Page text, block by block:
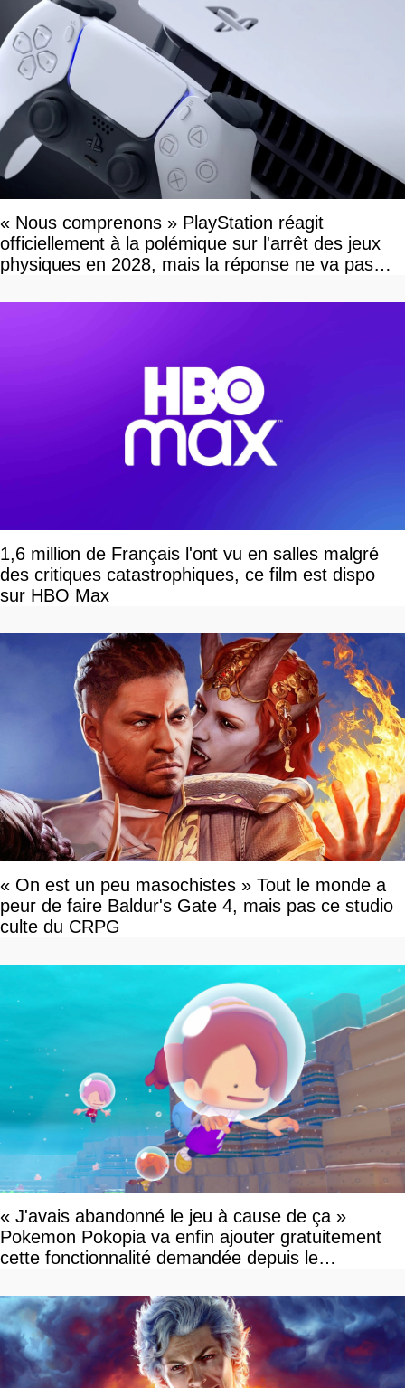
« Nous comprenons » PlayStation réagit
officiellement à la polémique sur l'arrêt des jeux
physiques en 2028, mais la réponse ne va pas
1,6 million de Français l'ont vu en salles malgré
des critiques catastrophiques, ce film est dispo
sur HBO Max
« On est un peu masochistes » Tout le monde a
peur de faire Baldur's Gate 4, mais pas ce studio
culte du CRPG
« J'avais abandonné le jeu à cause de ça »
Pokemon Pokopia va enfin ajouter gratuitement
cette fonctionnalité demandée depuis le